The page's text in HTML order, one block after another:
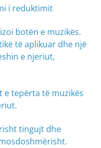
i reduktimit
botën e muzikës.
të aplikuar dhe një
e njeriut,
e tepërta të muzikës
tingujt dhe